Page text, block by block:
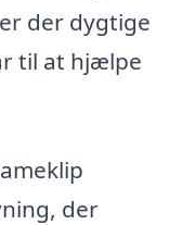
der dygtige
til at hjælpe
der